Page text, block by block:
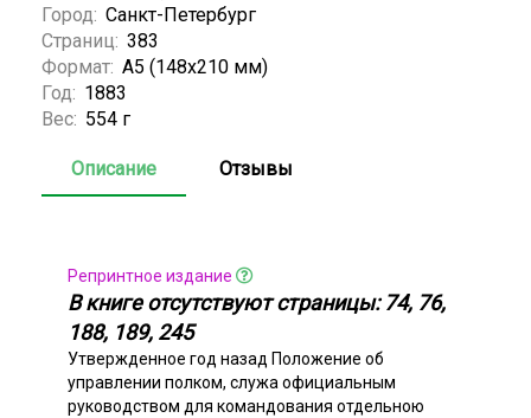
Город: Санкт-Петербург
Страниц: 383
Формат: А5 (148x210 мм)
Год: 1883
Вес: 554 г
Описание Отзывы
Репринтное издание
В книге отсутствуют страницы: 74, 76,
188, 189, 245
Утвержденное год назад Положение об
управлении полком, служа официальным
руководством для командования отдельною